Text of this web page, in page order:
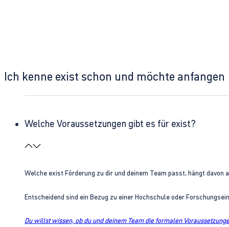
Ich kenne exist schon und möchte anfangen
Welche Voraussetzungen gibt es für exist?
Welche exist Förderung zu dir und deinem Team passt, hängt
Entscheidend sind ein Bezug zu einer Hochschule oder
Du willst wissen, ob du und deinem Team die formalen